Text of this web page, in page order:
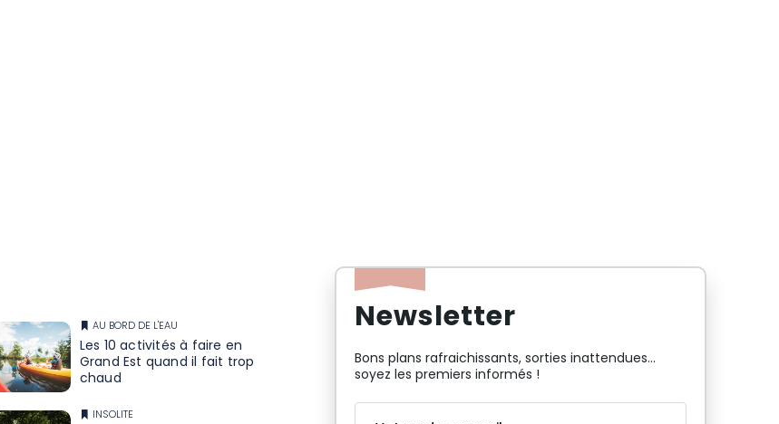
AU BORD DE L'EAU
Les 10 activités à faire en
Grand Est quand il fait trop
chaud
INSOLITE
Newsletter
Bons plans rafraichissants, sorties inattendues…
soyez les premiers informés !